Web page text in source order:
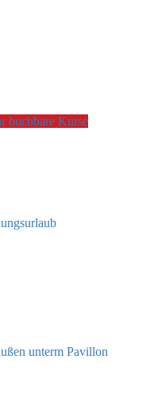
buchbare Kurse
unterm Pavillon